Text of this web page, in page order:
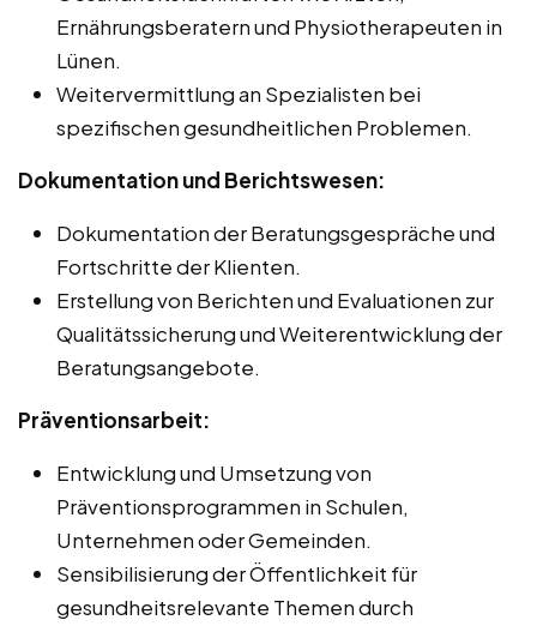
Ernährungsberatern und Physiotherapeuten in
Lünen.
Weitervermittlung an Spezialisten bei
spezifischen gesundheitlichen Problemen.
Dokumentation und Berichtswesen:
Dokumentation der Beratungsgespräche und
Fortschritte der Klienten.
Erstellung von Berichten und Evaluationen zur
Qualitätssicherung und Weiterentwicklung der
Beratungsangebote.
Präventionsarbeit:
Entwicklung und Umsetzung von
Präventionsprogrammen in Schulen,
Unternehmen oder Gemeinden.
Sensibilisierung der Öffentlichkeit für
gesundheitsrelevante Themen durch